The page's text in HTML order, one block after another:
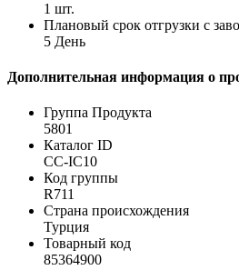
1 шт.
Плановый срок отгрузки с
5 День
Дополнительная информация о
Группа Продукта
5801
Каталог ID
CC-IC10
Код группы
R711
Страна происхождения
Турция
Товарный код
85364900